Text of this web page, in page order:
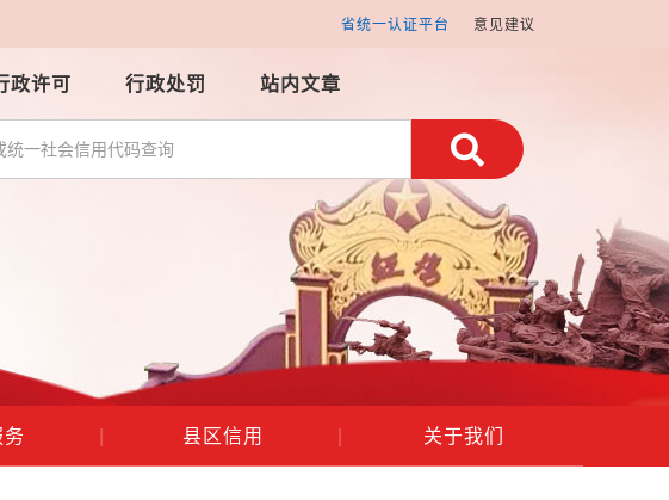
意见建议
省统一认证平台
政许可 行政处罚 站内文章
| 县区信用 | 关于我们